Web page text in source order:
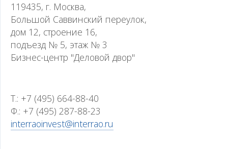
119435, г. Москва,
Большой Саввинский переулок,
дом 12, строение 16,
подъезд № 5, этаж № 3
Бизнес-центр "Деловой двор"
Т.: +7 (495) 664-88-40
Ф.: +7 (495) 287-88-23
interraoinvest@interrao.ru